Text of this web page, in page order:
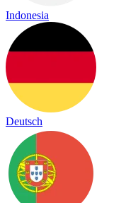
Indonesia
Deutsch